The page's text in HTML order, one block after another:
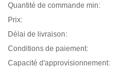
Quantité de commande min:
Prix:
Délai de livraison:
Conditions de paiement:
Capacité d'approvisionnement: